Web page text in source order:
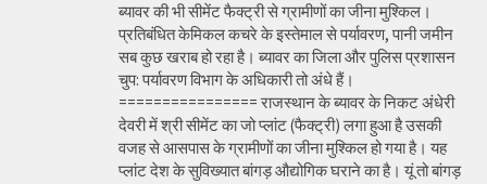
ब्यावर की भी सीमेंट फैक्ट्री से ग्रामीणों का जीना मुश्किल।
प्रतिबंधित केमिकल कचरे के इस्तेमाल से पर्यावरण, पानी जमीन
सब कुछ खराब हो रहा है। ब्यावर का जिला और पुलिस प्रशासन
चुप: पर्यावरण विभाग के अधिकारी तो अंधे हैं।
================ राजस्थान के ब्यावर के निकट अंधेरी
देवरी में श्री सीमेंट का जो प्लांट (फैक्ट्री) लगा हुआ है उसकी
वजह से आसपास के ग्रामीणों का जीना मुश्किल हो गया है। यह
प्लांट देश के सुविख्यात बांगड़ औद्योगिक घराने का है। यूं तो बांगड़